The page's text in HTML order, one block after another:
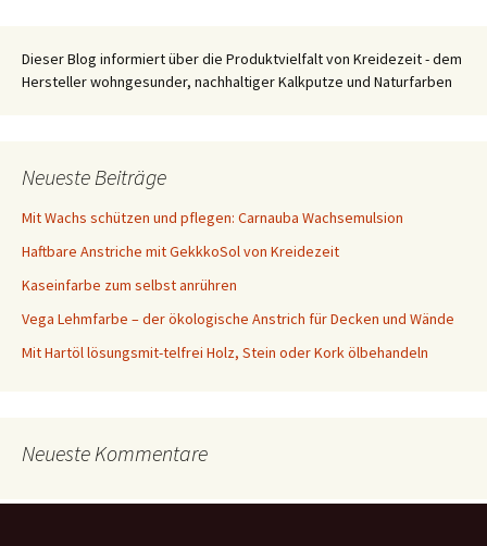
Dieser Blog informiert über die Produktvielfalt von Kreidezeit - dem
Hersteller wohngesunder, nachhaltiger Kalkputze und Naturfarben
Neueste Beiträge
Mit Wachs schützen und pflegen: Carnauba Wachsemulsion
Haftbare Anstriche mit GekkkoSol von Kreidezeit
Kaseinfarbe zum selbst anrühren
Vega Lehmfarbe – der ökologische Anstrich für Decken und Wände
Mit Hartöl lösungsmit-telfrei Holz, Stein oder Kork ölbehandeln
Neueste Kommentare